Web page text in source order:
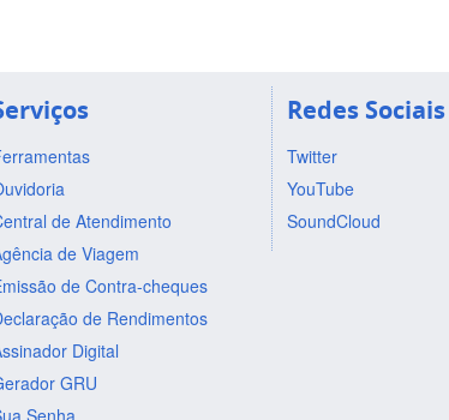
de Atendimento
de Viagem
de Contra-cheques
de Rendimentos
Digital
GRU
Senha
Redes Sociais
Twitter
YouTube
SoundCloud